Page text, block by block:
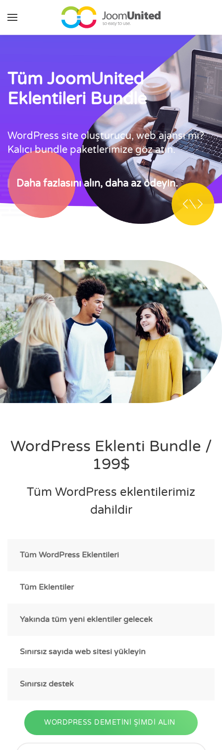
Ana içeriğe geç
Tüm JoomUnited
Eklentileri Bundle
WordPress site oluşturucu, web ajansı mı?
Kalıcı bundle paketlerimize göz atın.
Daha fazlasını alın, daha az ödeyin.
WordPress Eklenti Bundle /
199$
Tüm WordPress eklentilerimiz
dahildir
Tüm WordPress Eklentileri
Tüm Eklentiler
Yakında tüm yeni eklentiler gelecek
Sınırsız sayıda web sitesi yükleyin
Sınırsız destek
WORDPRESS DEMETİNİ ŞİMDİ ALIN